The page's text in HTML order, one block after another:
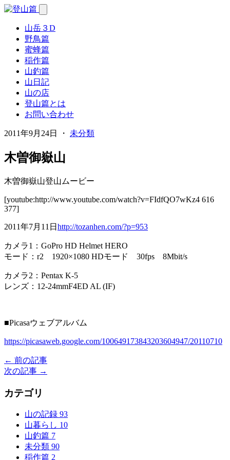
山岳３D
野鳥篇
蜜蜂篇
稲作篇
山釣篇
山日記
山の店
登山篇とは
お問い合わせ
2011年9月24日 ・ 未分類
木曽御嶽山
木曽御嶽山登山ムービー
[youtube:http://www.youtube.com/watch?v=FIdfQO7wKz4 616
377]
2011年7月11日 http://tozanhen.com/?p=953
カメラ1：GoPro HD Helmet HERO
モード：r2 1920×1080 HDモード 30fps 8Mbit/s
カメラ2：Pentax K-5
レンズ：12-24mmF4ED AL (IF)
■Picasaウェブアルバム
https://picasaweb.google.com/100649173843203604947/20110710
← 前の記事
次の記事 →
カテゴリ
山の記録 93
山暮らし 10
山釣篇 7
未分類 90
稲作篇 2